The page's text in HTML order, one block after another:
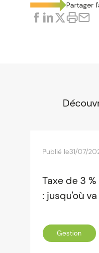
Partager
Publié le31/07/
Taxe de 3
: jusqu'où
Gestion